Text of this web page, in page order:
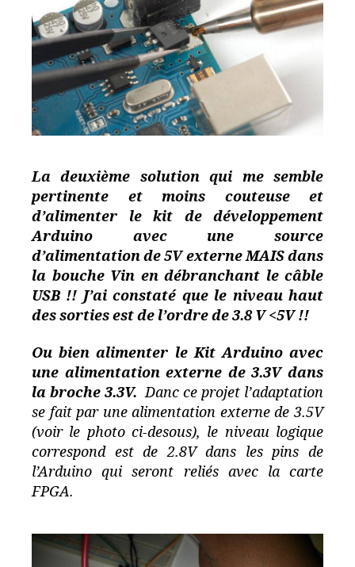
La deuxième solution qui me semble
pertinente et moins couteuse et
d’alimenter le kit de développement
Arduino avec une source
d’alimentation de 5V externe MAIS dans
la bouche Vin en débranchant le câble
USB !! J’ai constaté que le niveau haut
des sorties est de l’ordre de 3.8 V <5V !!
Ou bien alimenter le Kit Arduino avec
une alimentation externe de 3.3V dans
la broche 3.3V. Danc ce projet l’adaptation
se fait par une alimentation externe de 3.5V
(voir le photo ci-desous), le niveau logique
correspond est de 2.8V dans les pins de
l’Arduino qui seront reliés avec la carte
FPGA.